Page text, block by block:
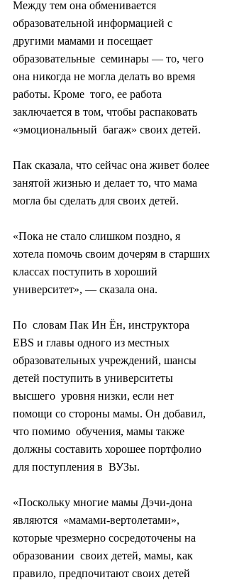
Между тем она обменивается
образовательной информацией с
другими мамами и посещает
образовательные  семинары — то, чего
она никогда не могла делать во время
работы. Кроме  того, ее работа
заключается в том, чтобы распаковать
«эмоциональный  багаж» своих детей.
Пак сказала, что сейчас она живет более
занятой жизнью и делает то, что мама
могла бы сделать для своих детей.
«Пока не стало слишком поздно, я
хотела помочь своим дочерям в старших
классах поступить в хороший
университет», — сказала она.
По  словам Пак Ин Ён, инструктора
EBS и главы одного из местных
образовательных учреждений, шансы
детей поступить в университеты
высшего  уровня низки, если нет
помощи со стороны мамы. Он добавил,
что помимо  обучения, мамы также
должны составить хорошее портфолио
для поступления в  ВУЗы.
«Поскольку многие мамы Дэчи-дона
являются  «мамами-вертолетами»,
которые чрезмерно сосредоточены на
образовании  своих детей, мамы, как
правило, предпочитают своих детей